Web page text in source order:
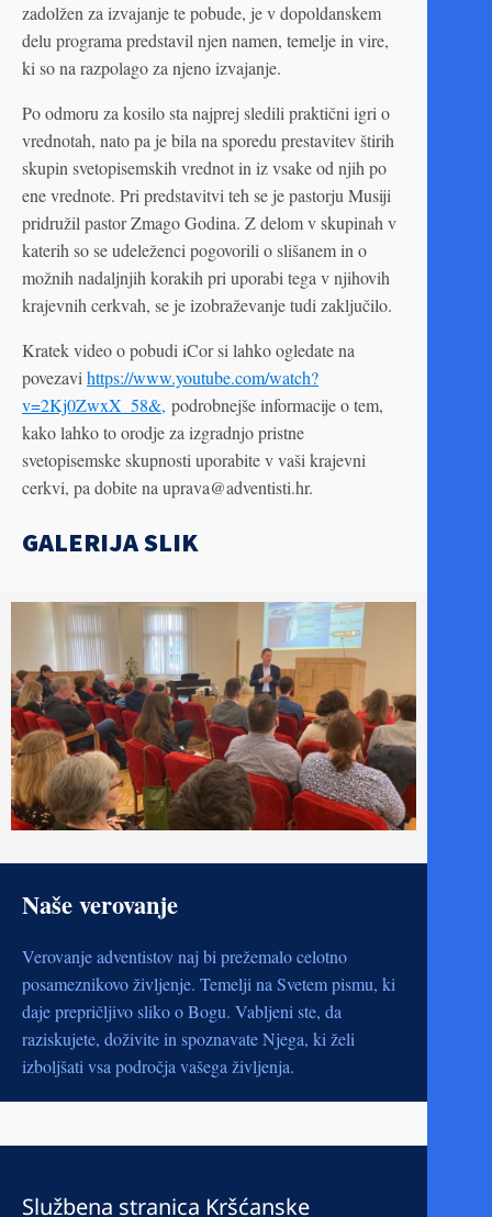
zadolžen za izvajanje te pobude, je v dopoldanskem
delu programa predstavil njen namen, temelje in vire,
ki so na razpolago za njeno izvajanje.
Po odmoru za kosilo sta najprej sledili praktični igri o
vrednotah, nato pa je bila na sporedu prestavitev štirih
skupin svetopisemskih vrednot in iz vsake od njih po
ene vrednote. Pri predstavitvi teh se je pastorju Musiji
pridružil pastor Zmago Godina. Z delom v skupinah v
katerih so se udeleženci pogovorili o slišanem in o
možnih nadaljnjih korakih pri uporabi tega v njihovih
krajevnih cerkvah, se je izobraževanje tudi zaključilo.
Kratek video o pobudi iCor si lahko ogledate na
povezavi https://www.youtube.com/watch?
v=2Kj0ZwxX_58&, podrobnejše informacije o tem,
kako lahko to orodje za izgradnjo pristne
svetopisemske skupnosti uporabite v vaši krajevni
cerkvi, pa dobite na uprava@adventisti.hr.
GALERIJA SLIK
Naše verovanje
Verovanje adventistov naj bi prežemalo celotno
posameznikovo življenje. Temelji na Svetem pismu, ki
daje prepričljivo sliko o Bogu. Vabljeni ste, da
raziskujete, doživite in spoznavate Njega, ki želi
izboljšati vsa področja vašega življenja.
Službena stranica Kršćanske